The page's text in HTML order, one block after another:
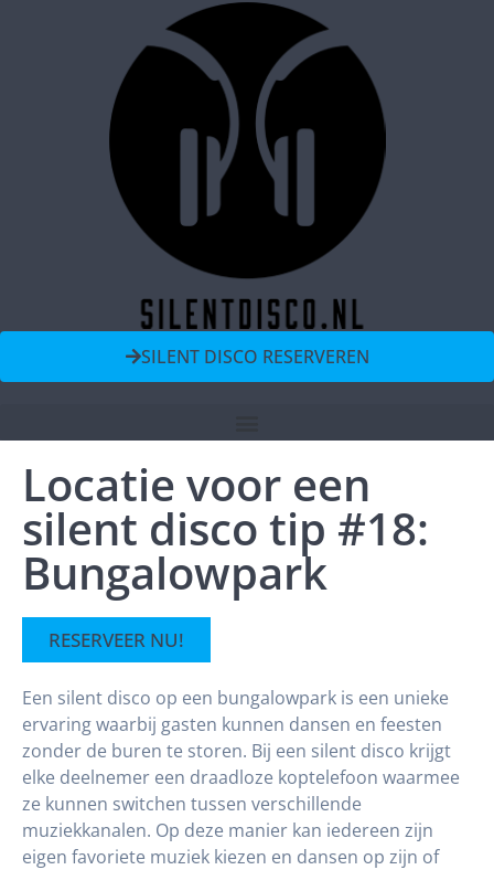
SILENT DISCO RESERVEREN
Locatie voor een
silent disco tip #18:
Bungalowpark
RESERVEER NU!
Een silent disco op een bungalowpark is een unieke
ervaring waarbij gasten kunnen dansen en feesten
zonder de buren te storen. Bij een silent disco krijgt
elke deelnemer een draadloze koptelefoon waarmee
ze kunnen switchen tussen verschillende
muziekkanalen. Op deze manier kan iedereen zijn
eigen favoriete muziek kiezen en dansen op zijn of